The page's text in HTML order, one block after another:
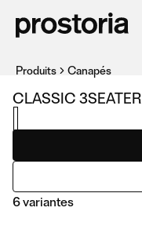
CLASSIC 3SEATER
6 variantes
Produits Canapés